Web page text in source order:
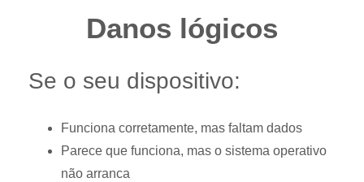
Danos lógicos
Se o seu dispositivo:
Funciona corretamente, mas faltam dados
Parece que funciona, mas o sistema operativo
não arranca